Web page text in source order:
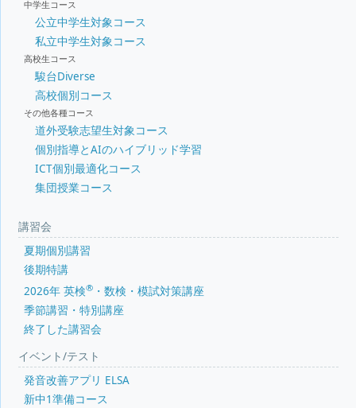
中学生コース
公立中学生対象コース
私立中学生対象コース
高校生コース
駿台Diverse
高校個別コース
その他各種コース
道外受験志望生対象コース
個別指導とAIのハイブリッド学習
ICT個別最適化コース
集団授業コース
講習会
夏期個別講習
後期特講
2026年 英検® ・数検・模試対策講座
季節講習・特別講座
終了した講習会
イベント/テスト
発音改善アプリ ELSA
新中1準備コース